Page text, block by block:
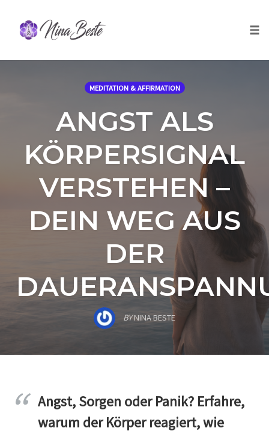
content
MEDITATION & AFFIRMATION
ANGST ALS
KÖRPERSIGNAL
VERSTEHEN –
DEIN WEG AUS
DER
BYNINA BESTE
Angst, Sorgen oder Panik? Erfahre,
warum der Körper reagiert, wie